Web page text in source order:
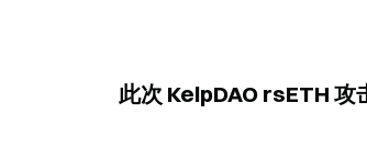
此次 KelpDAO rsETH 攻